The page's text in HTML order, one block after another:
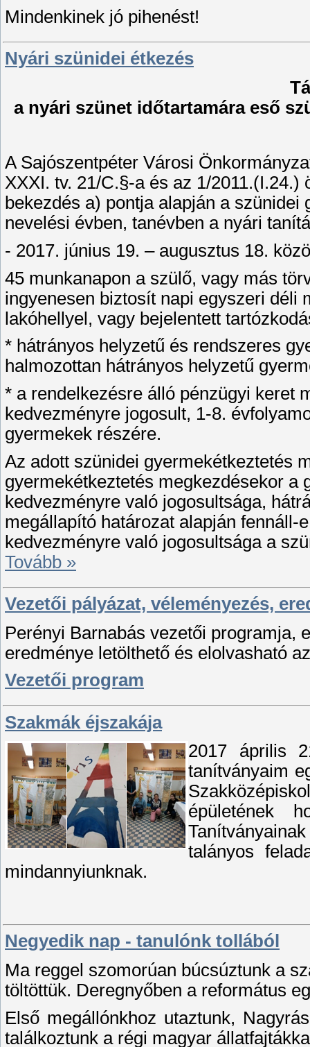
Mindenkinek jó pihenést!
Nyári szünidei étkezés
a nyári szünet időtartamára eső
A Sajószentpéter Városi
XXXI. tv. 21/C.§-a és az 1/
bekezdés a) pontja alapján a
nevelési évben, tanévben a nyári
- 2017. június 19. – augusztus 18.
45 munkanapon a szülő, vagy más
ingyenesen biztosít napi egyszeri déli
lakóhellyel, vagy bejelentett
* hátrányos helyzetű és rendszeres
halmozottan hátrányos helyzetű
* a rendelkezésre álló pénzügyi keret
kedvezményre jogosult, 1-8.
gyermekek részére.
Az adott szünidei gyermekétkeztetés
gyermekétkeztetés megkezdésekor a
kedvezményre való jogosultsága,
megállapító határozat alapján
kedvezményre való jogosultsága a
Tovább »
Vezetői pályázat, véleményezés,
Perényi Barnabás vezetői programja,
eredménye letölthető és elolvasható
Vezetői program
Szakmák éjszakája
2017 április
tanítványaim
épületének
talányos
mindannyiunknak.
Negyedik nap - tanulónk tollából
Ma reggel szomorúan búcsúztunk a
töltöttük. Deregnyőben areformátus
Első megállónkhoz utaztunk,
találkoztunk a régi magyar